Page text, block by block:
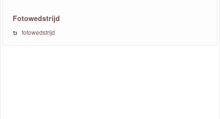
Fotowedstrijd
fotowedstrijd